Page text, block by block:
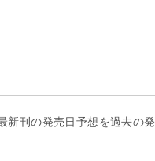
新刊の発売日予想を過去の発